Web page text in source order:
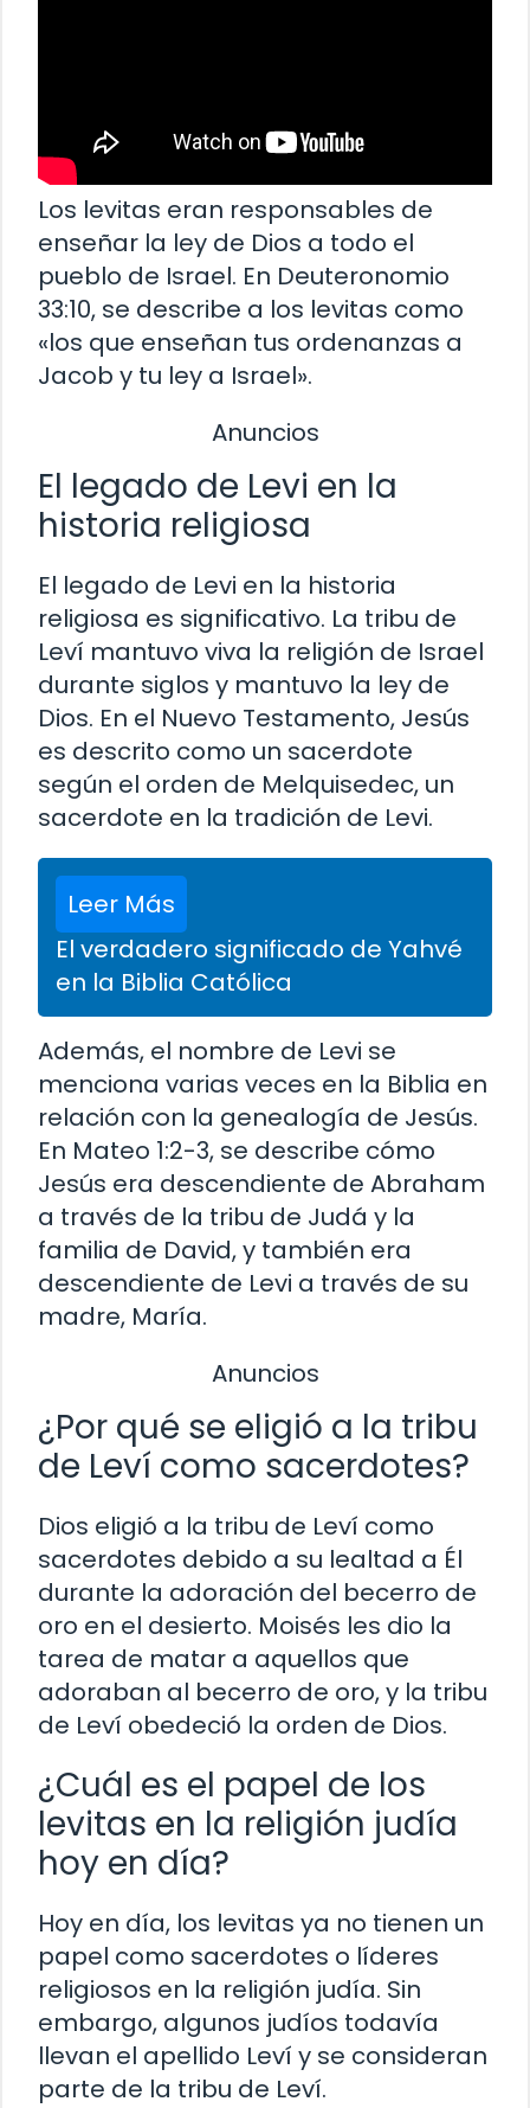
Los levitas eran responsables de
enseñar la ley de Dios a todo el
pueblo de Israel. En Deuteronomio
33:10, se describe a los levitas como
«los que enseñan tus ordenanzas a
Jacob y tu ley a Israel».
Anuncios
El legado de Levi en la
historia religiosa
El legado de Levi en la historia
religiosa es significativo. La tribu de
Leví mantuvo viva la religión de Israel
durante siglos y mantuvo la ley de
Dios. En el Nuevo Testamento, Jesús
es descrito como un sacerdote
según el orden de Melquisedec, un
sacerdote en la tradición de Levi.
Leer Más
El verdadero significado de Yahvé
en la Biblia Católica
Además, el nombre de Levi se
menciona varias veces en la Biblia en
relación con la genealogía de Jesús.
En Mateo 1:2-3, se describe cómo
Jesús era descendiente de Abraham
a través de la tribu de Judá y la
familia de David, y también era
descendiente de Levi a través de su
madre, María.
Anuncios
¿Por qué se eligió a la tribu
de Leví como sacerdotes?
Dios eligió a la tribu de Leví como
sacerdotes debido a su lealtad a Él
durante la adoración del becerro de
oro en el desierto. Moisés les dio la
tarea de matar a aquellos que
adoraban al becerro de oro, y la tribu
de Leví obedeció la orden de Dios.
¿Cuál es el papel de los
levitas en la religión judía
hoy en día?
Hoy en día, los levitas ya no tienen un
papel como sacerdotes o líderes
religiosos en la religión judía. Sin
embargo, algunos judíos todavía
llevan el apellido Leví y se consideran
parte de la tribu de Leví.